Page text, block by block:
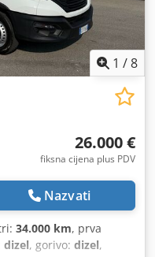
1 /8
26.000 €
fiksna cijena plus PDV
Nazvati
34.000 km, prva
dizel, gorivo: dizel,